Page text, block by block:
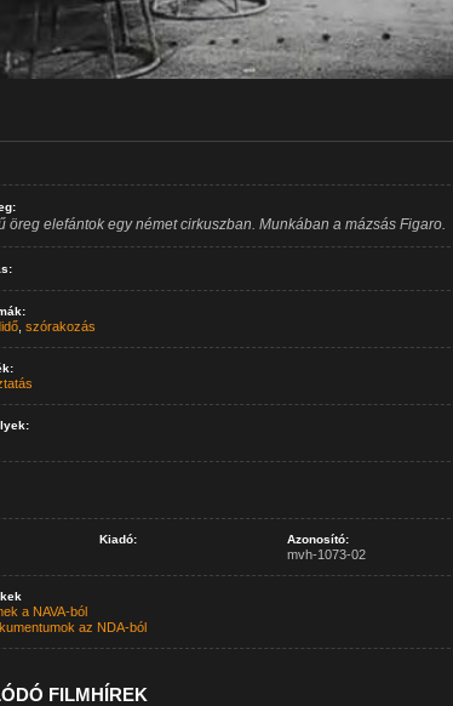
öreg elefántok egy német cirkuszban. Munkában a mázsás Figaro.
, szórakozás
Kiadó: Azonosító:
mvh-1073-02
a NAVA-ból
az NDA-ból
FILMHÍREK